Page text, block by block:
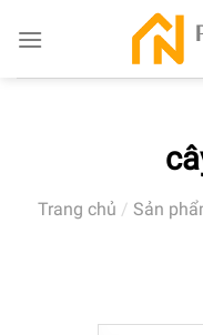
Trang chủ / Sản